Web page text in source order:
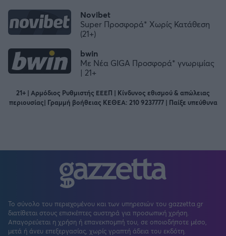
bwin
Με Νέα GIGA Προσφορά* γνωριμίας
| 21+
Novibet
Super Προσφορά* Χωρίς Κατάθεση
(21+)
21+ | Αρμόδιος Ρυθμιστής ΕΕΕΠ | Κίνδυνος εθισμού & απώλειας
περιουσίας| Γραμμή βοήθειας ΚΕΘΕΑ: 210 9237777 | Παίξε υπεύθυνα
Το σύνολο του περιεχομένου και των υπηρεσιών του gazzetta.gr
διατίθεται στους επισκέπτες αυστηρά για προσωπική χρήση.
Απαγορεύεται η χρήση ή επανεκπομπή του, σε οποιοδήποτε μέσο,
μετά ή άνευ επεξεργασίας, χωρίς γραπτή άδεια του εκδότη.